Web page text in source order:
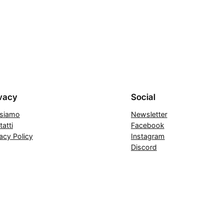
Policy
Social
Newsletter
Facebook
Instagram
Discord